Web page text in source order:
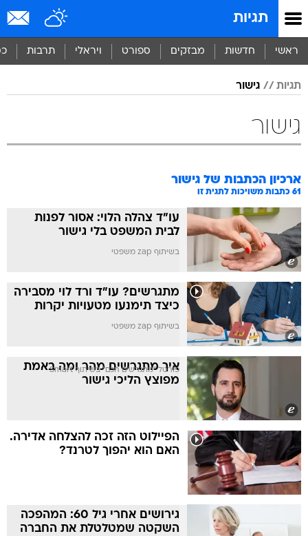
תגיות
ראשי חדשות מבזקים ספורט ויראלי תרבות
תגיות גישור
גישור
ארכיון הכתבות של גישור
61 כתבות משויכות לתגית זו
עו"ד צהלה הלוי: אסור לפנות
לבית המשפט בלי גישור
בשיתוף zap משפטי
מתגרשים? עו"ד ורד לוי מסבירה
כיצד תימנעו מטעויות יקרות
בשיתוף zap משפטי
איך מתגרשים מהר ומה באמת
מפוצץ הליכי גישור
פורטל "מתגרשים חכם" בשיתוף Smart
הפיילוט הזה זכה להצלחה אדירה.
האם הוא יהפוך לטרנד?
גירושים אחרי גיל 60: המהפכה
השקטה שמטלטלת את החברה